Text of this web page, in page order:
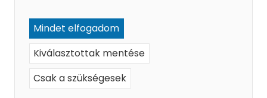
Mindet elfogadom
Kiválasztottak mentése
Csak a szükségesek